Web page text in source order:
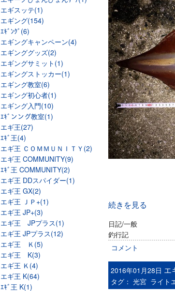
エギスッテ(1)
エギング(154)
ｴｷﾞﾝｸﾞ(6)
エギングキャンペーン(4)
エギンググッズ(2)
エギングサミット(1)
エギングストッカー(1)
エギング教室(6)
エギング初心者(1)
エギング入門(10)
ｴｷﾞンング教室(1)
エギ王(27)
ｴｷﾞ王(4)
エギ王 ＣＯＭＭＵＮＩＴＹ(2)
エギ王 COMMUNITY(9)
ｴｷﾞ王 COMMUNITY(2)
エギ王 DDスパイダー(1)
エギ王 GX(2)
エギ王 ＪＰ+(1)
エギ王 JP+(3)
エギ王 JPプラス(1)
エギ王 JPプラス(12)
エギ王 Ｋ(5)
エギ王 K(3)
エギ王 Ｋ(4)
エギ王 K(64)
ｴｷﾞ王 K(1)
続きを見る
日記/一般
釣行記
コメント
2016年01月28日 エ
タグ： 光宮 ライト